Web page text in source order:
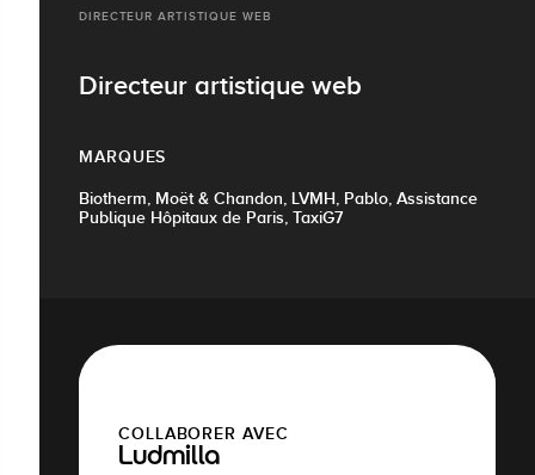
DIRECTEUR ARTISTIQUE WEB
Directeur artistique web
MARQUES
Biotherm, Moët & Chandon, LVMH, Pablo, Assistance
Publique Hôpitaux de Paris, TaxiG7
COLLABORER AVEC
Ludmilla